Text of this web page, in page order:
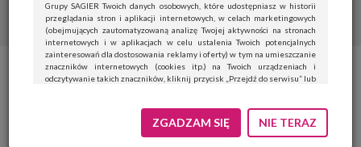
Grupy SAGIER Twoich danych osobowych, które udostępniasz w historii
przeglądania stron i aplikacji internetowych, w celach marketingowych
(obejmujących zautomatyzowaną analizę Twojej aktywności na stronach
internetowych i w aplikacjach w celu ustalenia Twoich potencjalnych
zainteresowań dla dostosowania reklamy i oferty) w tym na umieszczanie
znaczników internetowych (cookies itp.) na Twoich urządzeniach i
odczytywanie takich znaczników, kliknij przycisk „Przejdź do serwisu” lub
Jeśli nie chcesz wyrazić zgody, kliknij „Nie teraz”.
Wyrażenie zgody jest dobrowolne. Możesz edytować zakres zgody, w tym
ZGADZAM SIĘ NIE TERAZ
Wybieramy panele podłogowe
– ważna jest klasa ścieralności